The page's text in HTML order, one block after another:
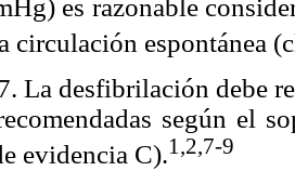
es razonable
circulación espontánea
La desfibrilación debe
según el
evidencia C).1,2,7-9